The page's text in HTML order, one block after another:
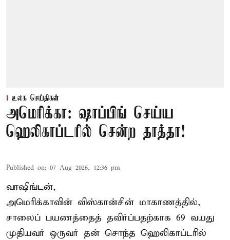
உலக செய்திகள்
அமெரிக்கா: ஷாப்பிங் செய்ய
ஹெலிகாப்டரில் சென்ற தாத்தா!
Published on: 07 Aug 2026, 12:36 pm
வாஷிங்டன்,
அமெரிக்காவின் விஸ்கான்சின் மாகாணத்தில்,
சாலைப் பயணத்தைத் தவிர்ப்பதற்காக 69 வயது
முதியவர் ஒருவர் தன் சொந்த ஹெலிகாப்டரில்